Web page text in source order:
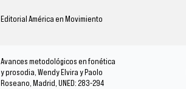
Editorial América en Movimiento
Avances metodológicos en fonética
y prosodia, Wendy Elvira y Paolo
Roseano, Madrid, UNED: 283-294